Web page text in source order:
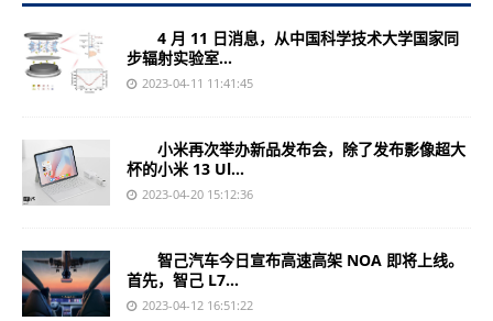
4 月 11 日消息，从中国科学技术大学国家同
步辐射实验室...
2023-04-11 11:41:45
小米再次举办新品发布会，除了发布影像超大
杯的小米 13 Ul...
2023-04-20 15:12:36
智己汽车今日宣布高速高架 NOA 即将上线。
首先，智己 L7...
2023-04-12 16:51:22